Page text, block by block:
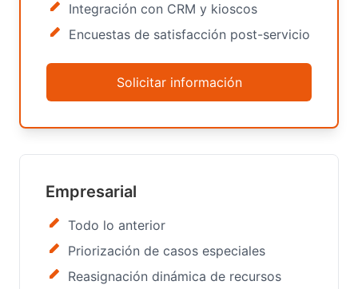
Integración con CRM y kioscos
Encuestas de satisfacción post-servicio
Solicitar información
Empresarial
Todo lo anterior
Priorización de casos especiales
Reasignación dinámica de recursos